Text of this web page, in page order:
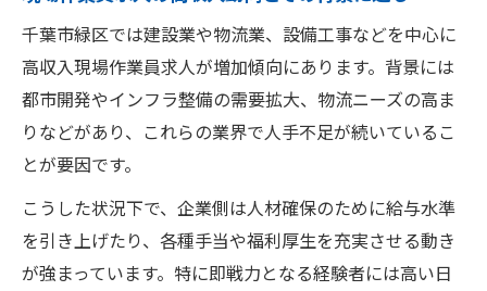
千葉市緑区では建設業や物流業、設備工事などを中心に
高収入現場作業員求人が増加傾向にあります。背景には
都市開発やインフラ整備の需要拡大、物流ニーズの高ま
りなどがあり、これらの業界で人手不足が続いているこ
とが要因です。
こうした状況下で、企業側は人材確保のために給与水準
を引き上げたり、各種手当や福利厚生を充実させる動き
が強まっています。特に即戦力となる経験者には高い日